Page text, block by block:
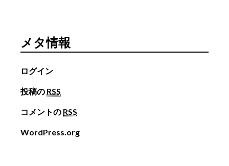
メタ情報
ログイン
投稿の RSS
コメントの RSS
WordPress.org